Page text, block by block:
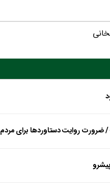
روایت دستاوردها برای مردم